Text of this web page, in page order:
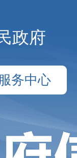
政府
务中心